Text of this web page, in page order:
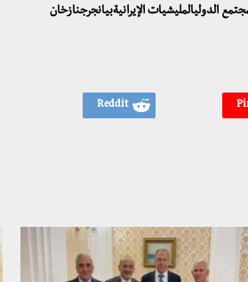
المدني السوريالرياضالرياض 2السعوديةالشعب السوريالمجتمع الدوليالمليشيات الإيرانيةبيانجرجنازخان